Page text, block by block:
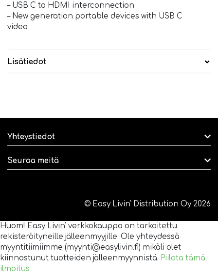
– USB C to HDMI interconnection
– New generation portable devices with USB C
video
Lisätiedot
Yhteystiedot
Seuraa meitä
© Easy Livin' Distribution Oy 2026
Huom! Easy Livin' verkkokauppa on tarkoitettu
rekisteröityneille jälleenmyyjille. Ole yhteydessä
myyntitiimiimme (myynti@easylivin.fi) mikäli olet
kiinnostunut tuotteiden jälleenmyynnistä. Piilota tämä
ilmoitus